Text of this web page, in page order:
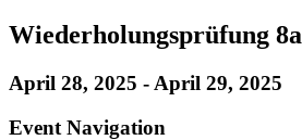
Wiederholungsprüfung 8a
April 28, 2025 - April 29, 2025
Event Navigation